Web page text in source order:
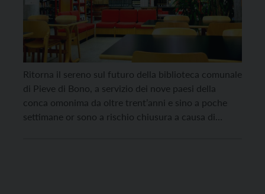
Ritorna il sereno sul futuro della biblioteca comunale
di Pieve di Bono, a servizio dei nove paesi della
conca omonima da oltre trent’anni e sino a poche
settimane or sono a rischio chiusura a causa di